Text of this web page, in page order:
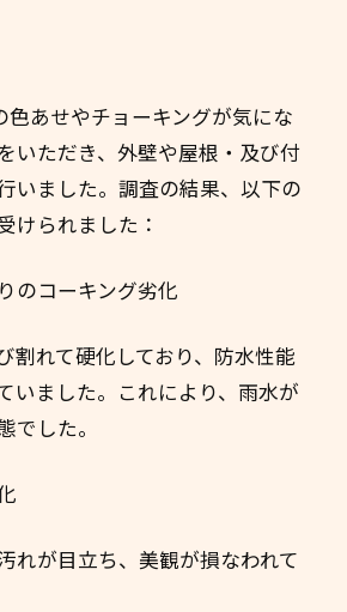
色あせやチョーキングが気にな
いただき、外壁や屋根・及び付
いました。調査の結果、以下の
けられました：
のコーキング劣化
割れて硬化しており、防水性能
いました。これにより、雨水が
でした。
れが目立ち、美観が損なわれて